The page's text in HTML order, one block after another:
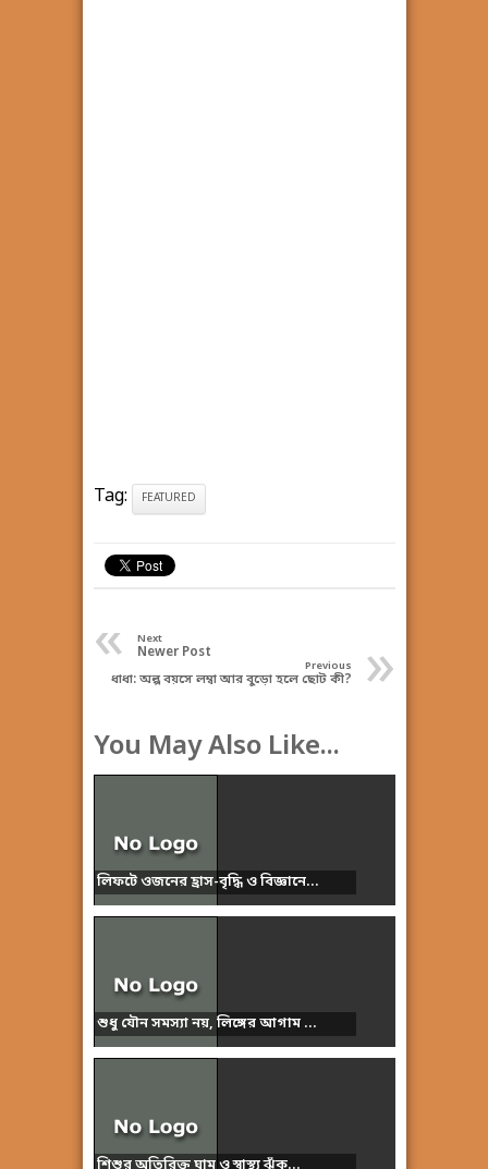
Tag: FEATURED
« Next
Newer Post »
Previous
ধাধা: অল্প বয়সে লম্বা আর বুড়ো হলে ছোট কী?
You May Also Like...
লিফটে ওজনের হ্রাস-বৃদ্ধি ও বিজ্ঞানে...
শুধু যৌন সমস্যা নয়, লিঙ্গের আগাম ...
শিশুর অতিরিক্ত ঘাম ও স্বাস্থ্য ঝুঁক...